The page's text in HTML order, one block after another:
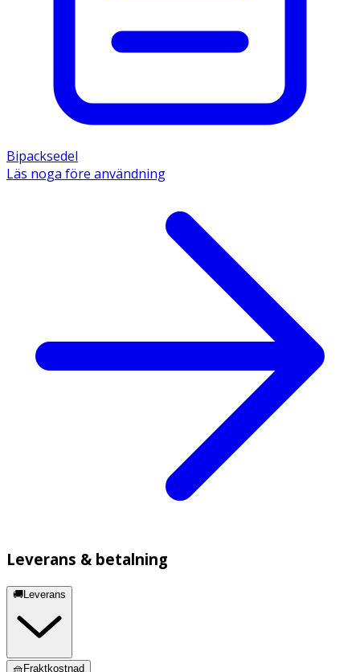
Bipacksedel
Läs noga före användning
Leverans & betalning
🚚Leverans
🧺Fraktkostnad